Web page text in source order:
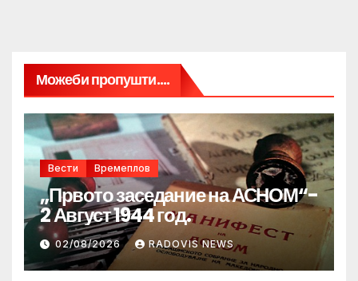
Можеби пропушти....
Вести Времеплов
„Првото заседание на АСНОМ“-
2 Август 1944 год.
02/08/2026 RADOVIS NEWS